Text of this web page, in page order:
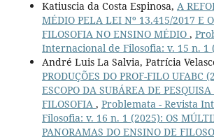
Katiuscia da Costa Espinosa, A
MÉDIO PELA LEI Nº 13.415/2017 E
FILOSOFIA NO ENSINO MÉDIO ,
Internacional de Filosofia: v. 15 n. 1
André Luis La Salvia, Patrícia
PRODUÇÕES DO PROF-FILO UFABC
ESCOPO DA SUBÁREA DE
FILOSOFIA , Problemata - Revista
Filosofia: v. 16 n. 1 (2025): OS
PANORAMAS DO ENSINO DE